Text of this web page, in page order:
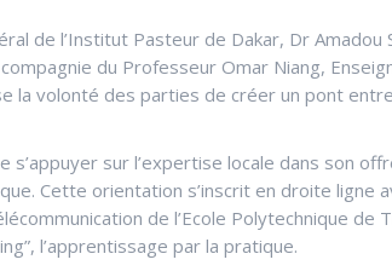
de l’Institut Pasteur de Dakar, Dr Amadou
du Professeur Omar Niang,
la volonté des parties de créer un pont
sur l’expertise locale dans son
Cette orientation s’inscrit en droite ligne
de l’Ecole Polytechnique de
l’apprentissage par la pratique.